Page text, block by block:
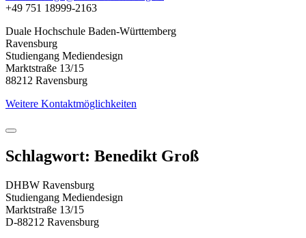
+49 751 18999-2163
Duale Hochschule Baden-Württemberg
Ravensburg
Studiengang Mediendesign
Marktstraße 13/15
88212 Ravensburg
Weitere Kontaktmöglichkeiten
Schlagwort: Benedikt Groß
DHBW Ravensburg
Studiengang Mediendesign
Marktstraße 13/15
D-88212 Ravensburg